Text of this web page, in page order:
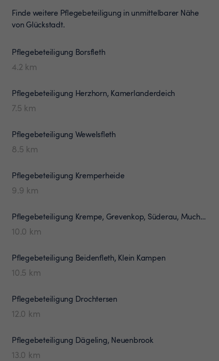
Finde weitere Pflegebeteiligung in unmittelbarer Nähe
von Glückstadt.
Pflegebeteiligung Borsfleth
4.2 km
Pflegebeteiligung Herzhorn, Kamerlanderdeich
7.5 km
Pflegebeteiligung Wewelsfleth
8.5 km
Pflegebeteiligung Kremperheide
9.9 km
Pflegebeteiligung Krempe, Grevenkop, Süderau, Muchelndorf
10.0 km
Pflegebeteiligung Beidenfleth, Klein Kampen
10.5 km
Pflegebeteiligung Drochtersen
12.0 km
Pflegebeteiligung Dägeling, Neuenbrook
13.0 km